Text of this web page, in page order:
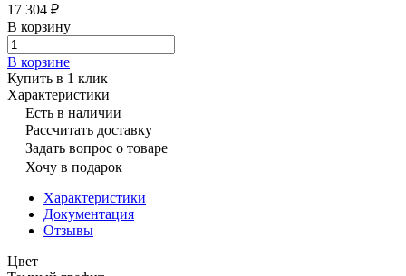
17 304 ₽
В корзину
В корзине
Купить в 1 клик
Характеристики
Есть в наличии
Рассчитать доставку
Задать вопрос о товаре
Хочу в подарок
Характеристики
Документация
Отзывы
Цвет